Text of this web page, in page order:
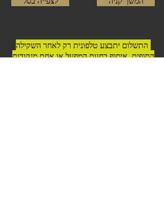
התשלום יתבצע טלפונית רק לאחר השקילה
הסופית. איסוף בחנות המפעל או אחת מנקודות